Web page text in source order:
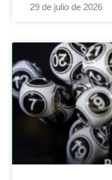
29 de julio de 2026